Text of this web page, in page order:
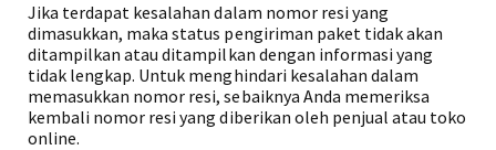
Jika terdapat kesalahan dalam nomor resi yang
dimasukkan, maka status pengiriman paket tidak akan
ditampilkan atau ditampilkan dengan informasi yang
tidak lengkap. Untuk menghindari kesalahan dalam
memasukkan nomor resi, sebaiknya Anda memeriksa
kembali nomor resi yang diberikan oleh penjual atau toko
online.